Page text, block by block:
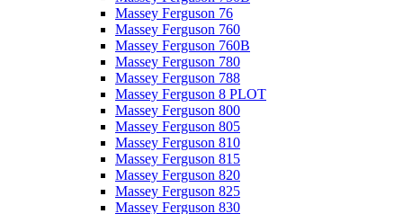
Massey Ferguson 76
Massey Ferguson 760
Massey Ferguson 760B
Massey Ferguson 780
Massey Ferguson 788
Massey Ferguson 8 PLOT
Massey Ferguson 800
Massey Ferguson 805
Massey Ferguson 810
Massey Ferguson 815
Massey Ferguson 820
Massey Ferguson 825
Massey Ferguson 830